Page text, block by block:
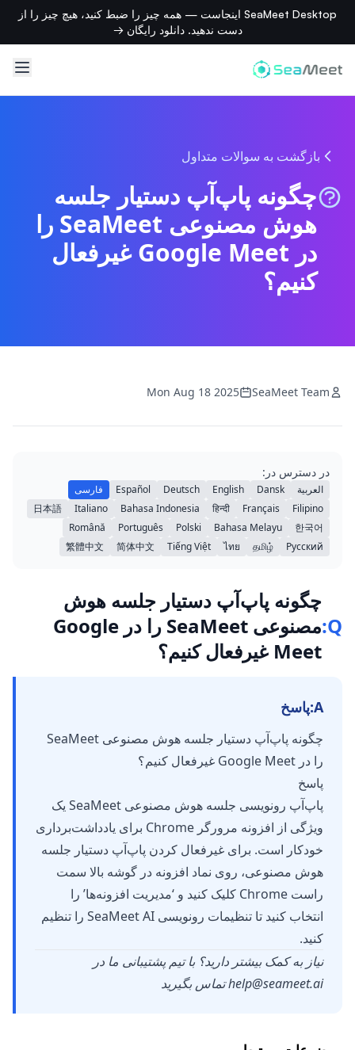
SeaMeet Desktop اینجاست — همه چیز را ضبط کنید، هیچ چیز را از
دست ندهید. دانلود رایگان →
بازگشت به سوالات متداول
چگونه پاپ‌آپ دستیار جلسه
هوش مصنوعی SeaMeet را
در Google Meet غیرفعال
کنیم؟
SeaMeet Team
Mon Aug 18 2025
در دسترس در:
العربية Dansk
English
Deutsch
Español
فارسی
Filipino
Français
हिन्दी
Bahasa Indonesia
Italiano
日本語
한국어
Bahasa Melayu
Polski
Português
Română
Русский
தமிழ்
ไทย
Tiếng Việt
简体中文
繁體中文
Q:
چگونه پاپ‌آپ دستیار جلسه هوش
مصنوعی SeaMeet را در Google
Meet غیرفعال کنیم؟
A: پاسخ
چگونه پاپ‌آپ دستیار جلسه هوش مصنوعی SeaMeet
را در Google Meet غیرفعال کنیم؟
پاسخ
پاپ‌آپ رونویسی جلسه هوش مصنوعی SeaMeet یک
ویژگی از افزونه مرورگر Chrome برای یادداشت‌برداری
خودکار است. برای غیرفعال کردن پاپ‌آپ دستیار جلسه
هوش مصنوعی، روی نماد افزونه در گوشه بالا سمت
راست Chrome کلیک کنید و ‘مدیریت افزونه‌ها’ را
انتخاب کنید تا تنظیمات رونویسی SeaMeet AI را تنظیم
کنید.
نیاز به کمک بیشتر دارید؟ با تیم پشتیبانی ما در
help@seameet.aiتماس بگیرید